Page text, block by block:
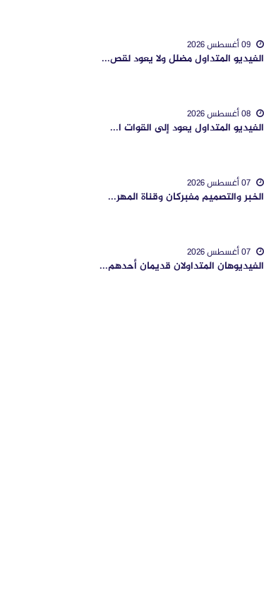
الفيديو المتداول مضلل ولا يعود لقص...
الفيديو المتداول يعود إلى القوات ا...
الخبر والتصميم مفبركان وقناة المهر...
الفيديوهان المتداولان قديمان أحدهم...